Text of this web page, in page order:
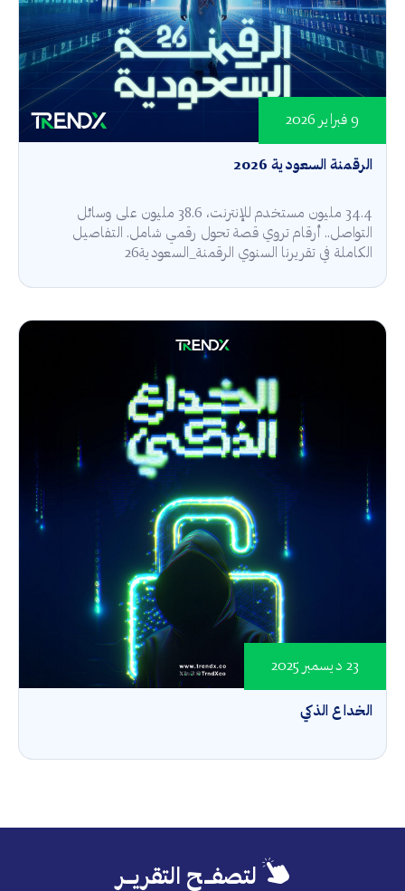
الرقمنة السعودية 2026
9 فبراير 2026
34.4 مليون مستخدم للإنترنت، 38.6 مليون على وسائل
التواصل.. أرقام تروي قصة تحول رقمي شامل. التفاصيل
الكاملة في تقريرنا السنوي الرقمنة_السعودية26
الخداع الذكي
23 ديسمبر 2025
لتصفــح التقريــر